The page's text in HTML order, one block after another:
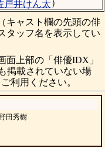
戸井けん太）
キャスト欄の先頭の俳
タッフ名を表示してい
上部の「俳優IDX」
掲載されていない場
利用ください。
田秀樹